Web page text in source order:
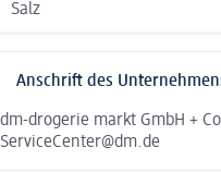
Salz
Anschrift des
dm-drogerie markt GmbH +
ServiceCenter@dm.de